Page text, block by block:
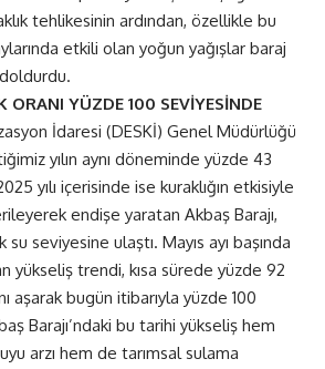
tehlikesinin ardından, özellikle bu
etkili olan yoğun yağışlar baraj
ORANI YÜZDE 100 SEVİYESİNDE
İdaresi (DESKİ) Genel Müdürlüğü
yılın aynı döneminde yüzde 43
yılı içerisinde ise kuraklığın etkisiyle
endişe yaratan Akbaş Barajı,
su seviyesine ulaştı. Mayıs ayı başında
yükseliş trendi, kısa sürede yüzde 92
aşarak bugün itibarıyla yüzde 100
Barajı’ndaki bu tarihi yükseliş hem
arzı hem de tarımsal sulama